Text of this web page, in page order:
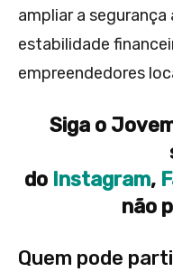
ampliar a
estabilidade
empreendedores
Siga o
do Instagram,
não
Quem pode